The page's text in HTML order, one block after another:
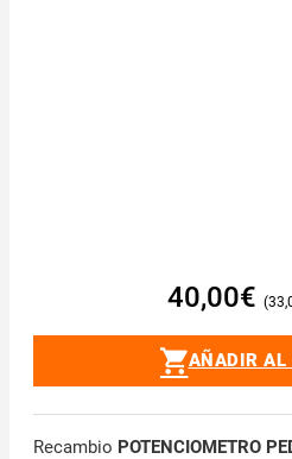
40,00€
AÑADIR AL
Recambio POTENCIOMETRO